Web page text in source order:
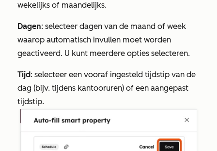
wekelijks of maandelijks.
Dagen: selecteer dagen van de maand of week
waarop automatisch invullen moet worden
geactiveerd. U kunt meerdere opties selecteren.
Tijd: selecteer een vooraf ingesteld tijdstip van de
dag (bijv. tijdens kantooruren) of een aangepast
tijdstip.